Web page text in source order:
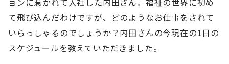
て飛び込んだわけですが、どのようなお仕事をされて
いらっしゃるのでしょうか？内田さんの今現在の1日の
スケジュールを教えていただきました。